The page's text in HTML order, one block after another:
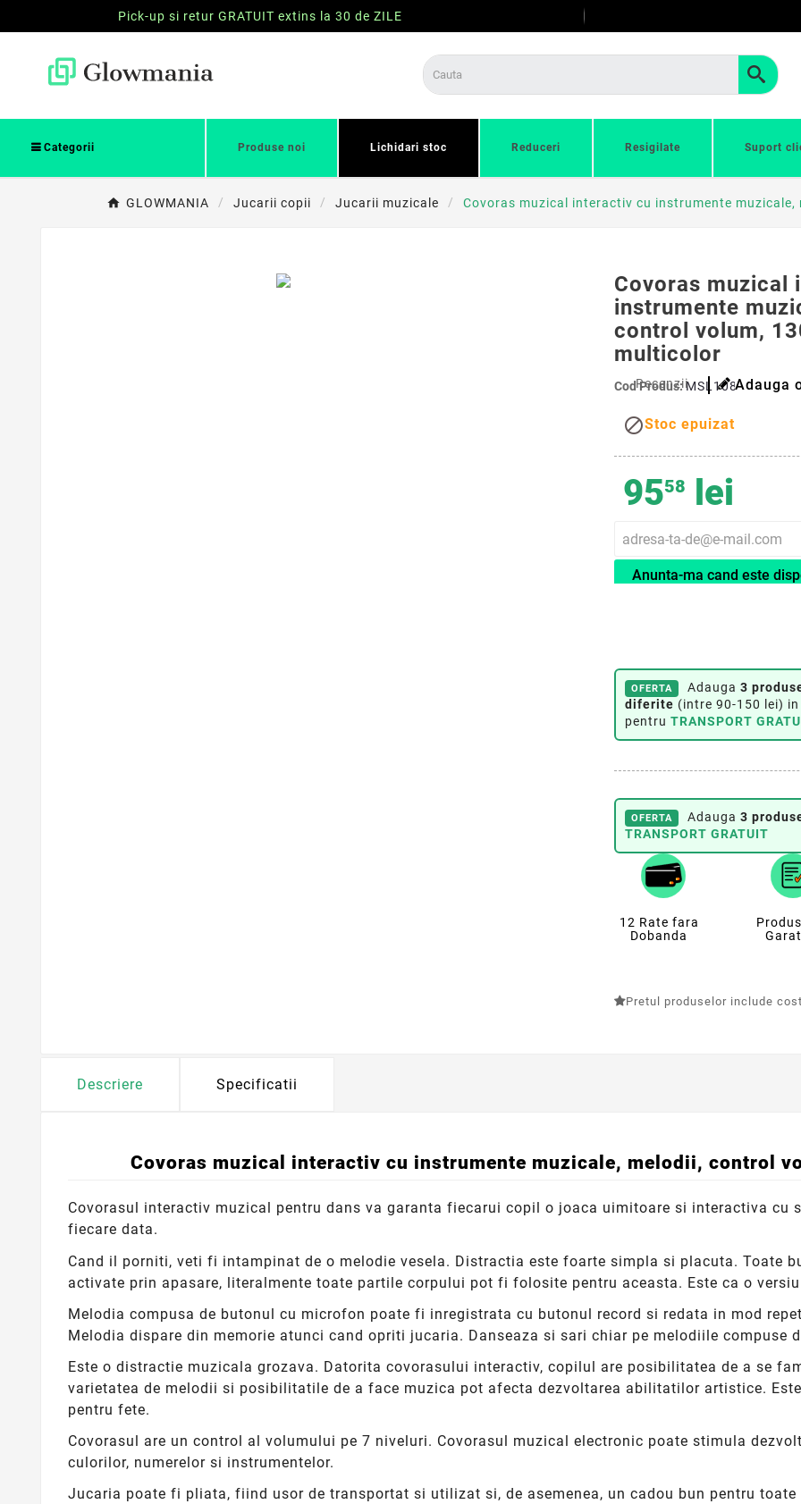
Pick-up si retur GRATUIT extins la 30 de ZILE
Categorii Produse noi Lichidari stoc Reduceri Resigilate Suport
GLOWMANIA Jucarii copii Jucarii muzicale Covoras muzical interactiv cu instrumente
Covoras muzical
instrumente
control volum,
multicolor
Cod Produs:MSL108267
Recenzii Adauga
Stoc epuizat
9558 lei
Anunta-ma cand este
OFERTA Adauga 3
diferite (intre 90-150 lei)
pentru TRANSPORT
OFERTA Adauga 3
TRANSPORT GRATUIT
12 Rate fara
Dobanda
Pretul produselor include
Descriere Specificatii
Covoras muzical interactiv cu instrumente muzicale, melodii, control
Covorasul interactiv muzical pentru dans va garanta fiecarui copil o joaca uimitoare si interactiva cu
fiecare data.
Cand il porniti, veti fi intampinat de o melodie vesela. Distractia este foarte simpla si placuta. Toate
activate prin apasare, literalmente toate partile corpului pot fi folosite pentru aceasta. Este ca o
Melodia compusa de butonul cu microfon poate fi inregistrata cu butonul record si redata in mod
Melodia dispare din memorie atunci cand opriti jucaria. Danseaza si sari chiar pe melodiile compuse
Este o distractie muzicala grozava. Datorita covorasului interactiv, copilul are posibilitatea de a se
varietatea de melodii si posibilitatile de a face muzica pot afecta dezvoltarea abilitatilor artistice.
pentru fete.
Covorasul are un control al volumului pe 7 niveluri. Covorasul muzical electronic poate stimula
culorilor, numerelor si instrumentelor.
Jucaria poate fi pliata, fiind usor de transportat si utilizat si, de asemenea, un cadou bun pentru toate